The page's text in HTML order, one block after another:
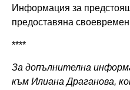
Информация за
предоставяна
****
За допълнителна
към Илиана Драганова,